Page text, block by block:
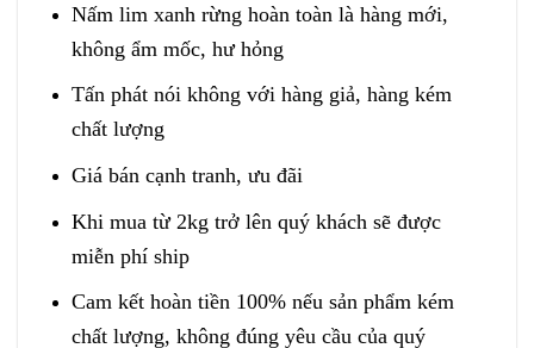
Nấm lim xanh rừng hoàn toàn là hàng mới,
không ẩm mốc, hư hỏng
Tấn phát nói không với hàng giả, hàng kém
chất lượng
Giá bán cạnh tranh, ưu đãi
Khi mua từ 2kg trở lên quý khách sẽ được
miễn phí ship
Cam kết hoàn tiền 100% nếu sản phẩm kém
chất lượng, không đúng yêu cầu của quý